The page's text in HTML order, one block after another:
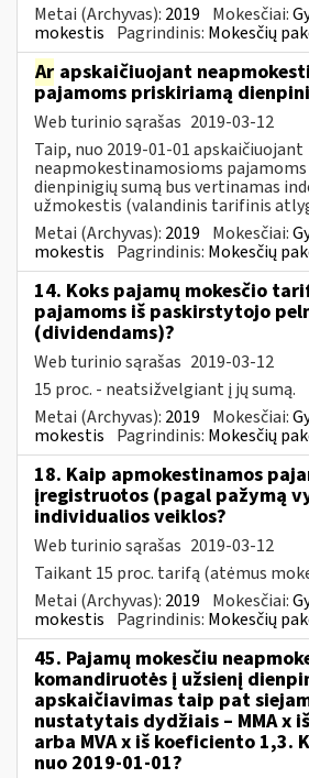
Metai (Archyvas): 2019 Mokesčiai:
mokestis Pagrindinis: Mokesčių
Ar apskaičiuojant
pajamoms priskiriamą
Web turinio sąrašas 2019-03-12
Taip, nuo 2019-01-01 apskaičiuojant
neapmokestinamosioms
dienpinigių sumą bus vertinamas
užmokestis (valandinis tarifinis
Metai (Archyvas): 2019 Mokesčiai:
mokestis Pagrindinis: Mokesčių
14. Koks pajamų mokesčio
pajamoms iš paskirstytojo
(dividendams)?
Web turinio sąrašas 2019-03-12
15 proc. - neatsižvelgiant į jų sumą.
Metai (Archyvas): 2019 Mokesčiai:
mokestis Pagrindinis: Mokesčių
18. Kaip apmokestinamos
įregistruotos (pagal pažymą
individualios veiklos?
Web turinio sąrašas 2019-03-12
Taikant 15 proc. tarifą (atėmus
Metai (Archyvas): 2019 Mokesčiai:
mokestis Pagrindinis: Mokesčių
45. Pajamų mokesčiu
komandiruotės į užsienį
apskaičiavimas taip pat
nustatytais dydžiais – MMA x
arba MVA x iš koeficiento 1,3.
nuo 2019-01-01?